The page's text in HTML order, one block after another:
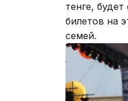
тенге,
билетов на
семей.